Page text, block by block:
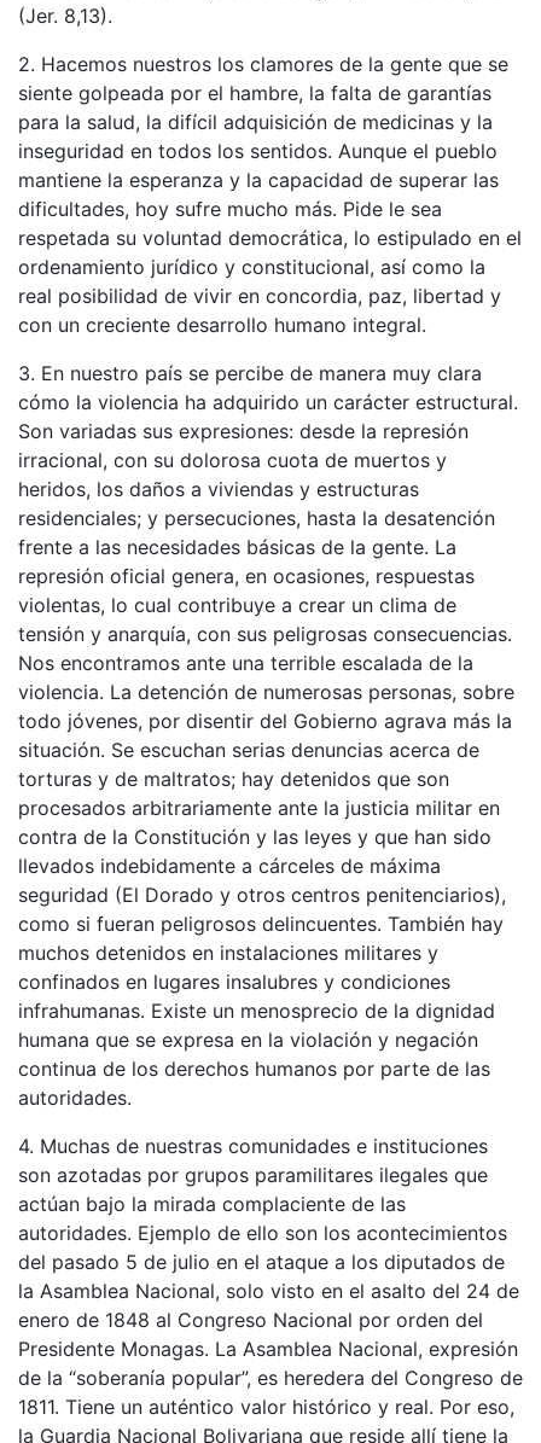
(Jer. 8,13).
2. Hacemos nuestros los clamores de la gente que se
siente golpeada por el hambre, la falta de garantías
para la salud, la difícil adquisición de medicinas y la
inseguridad en todos los sentidos. Aunque el pueblo
mantiene la esperanza y la capacidad de superar las
dificultades, hoy sufre mucho más. Pide le sea
respetada su voluntad democrática, lo estipulado en el
ordenamiento jurídico y constitucional, así como la
real posibilidad de vivir en concordia, paz, libertad y
con un creciente desarrollo humano integral.
3. En nuestro país se percibe de manera muy clara
cómo la violencia ha adquirido un carácter estructural.
Son variadas sus expresiones: desde la represión
irracional, con su dolorosa cuota de muertos y
heridos, los daños a viviendas y estructuras
residenciales; y persecuciones, hasta la desatención
frente a las necesidades básicas de la gente. La
represión oficial genera, en ocasiones, respuestas
violentas, lo cual contribuye a crear un clima de
tensión y anarquía, con sus peligrosas consecuencias.
Nos encontramos ante una terrible escalada de la
violencia. La detención de numerosas personas, sobre
todo jóvenes, por disentir del Gobierno agrava más la
situación. Se escuchan serias denuncias acerca de
torturas y de maltratos; hay detenidos que son
procesados arbitrariamente ante la justicia militar en
contra de la Constitución y las leyes y que han sido
llevados indebidamente a cárceles de máxima
seguridad (El Dorado y otros centros penitenciarios),
como si fueran peligrosos delincuentes. También hay
muchos detenidos en instalaciones militares y
confinados en lugares insalubres y condiciones
infrahumanas. Existe un menosprecio de la dignidad
humana que se expresa en la violación y negación
continua de los derechos humanos por parte de las
autoridades.
4. Muchas de nuestras comunidades e instituciones
son azotadas por grupos paramilitares ilegales que
actúan bajo la mirada complaciente de las
autoridades. Ejemplo de ello son los acontecimientos
del pasado 5 de julio en el ataque a los diputados de
la Asamblea Nacional, solo visto en el asalto del 24 de
enero de 1848 al Congreso Nacional por orden del
Presidente Monagas. La Asamblea Nacional, expresión
de la “soberanía popular”, es heredera del Congreso de
1811. Tiene un auténtico valor histórico y real. Por eso,
la Guardia Nacional Bolivariana que reside allí tiene la